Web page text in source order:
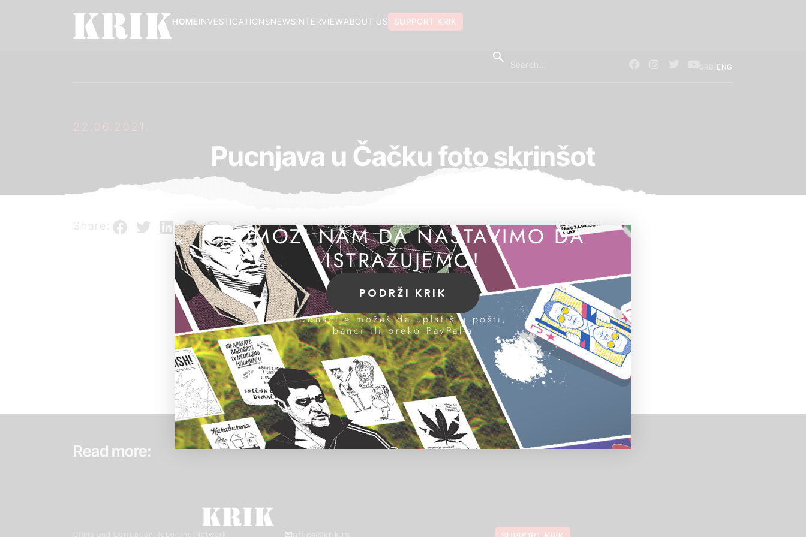
SUPPORT KRIK
ABOUT US
INTERVIEW
NEWS
INVESTIGATIONS
HOME
ENG
22.06.2021.
Pucnjava u Čačku foto skrinšot
Share:
Read more:
Crime and Corruption Reporting Network office@krik.rs
POMOZI NAM DA NASTAVIMO DA
ISTRAŽUJEMO!
PODRŽI KRIK
Donacije možeš da uplatiš u pošti,
banci ili preko PayPal-a